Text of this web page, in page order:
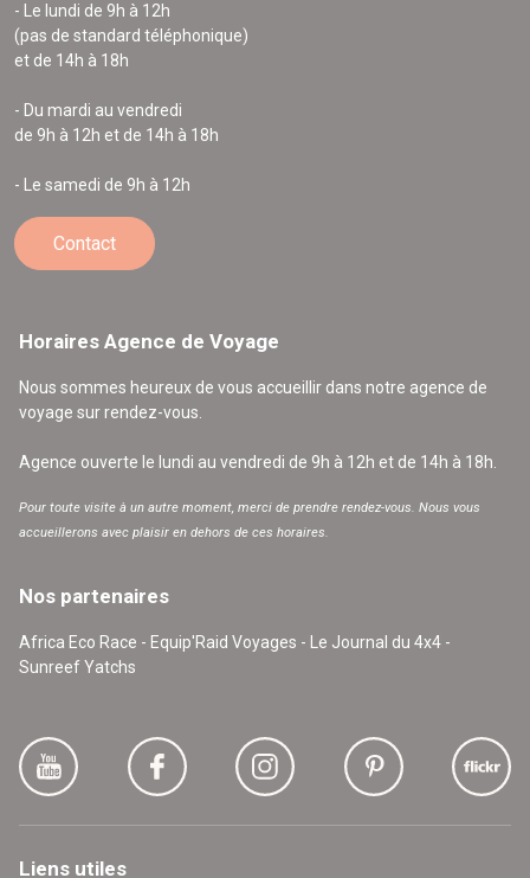
- Le lundi de 9h à 12h
(pas de standard téléphonique)
et de 14h à 18h
- Du mardi au vendredi
de 9h à 12h et de 14h à 18h
- Le samedi de 9h à 12h
Contact
Horaires Agence de Voyage
Nous sommes heureux de vous accueillir dans notre agence de
voyage sur rendez-vous.
Agence ouverte le lundi au vendredi de 9h à 12h et de 14h à 18h.
Pour toute visite à un autre moment, merci de prendre rendez-vous. Nous vous
accueillerons avec plaisir en dehors de ces horaires.
Nos partenaires
Africa Eco Race - Equip'Raid Voyages - Le Journal du 4x4 -
Sunreef Yatchs
Liens utiles